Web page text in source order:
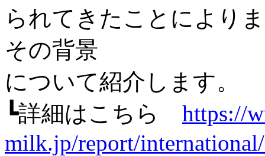
られてきたことにより
その背景
について紹介します。
┗詳細はこちら https://
milk.jp/report/